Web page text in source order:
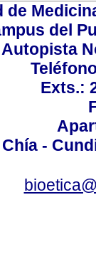
de
del
Autopista
Exts.:
Chía -